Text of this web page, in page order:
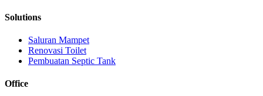
Solutions
Saluran Mampet
Renovasi Toilet
Pembuatan Septic Tank
Office